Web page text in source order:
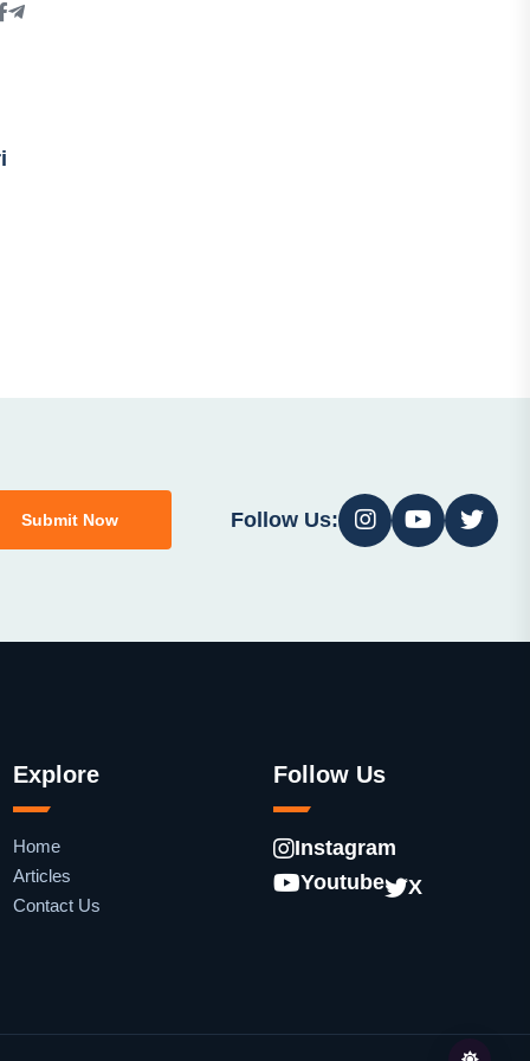
Submit Now Follow Us:
Explore
Home
Articles
Contact Us
Follow Us
Instagram
Youtube
X